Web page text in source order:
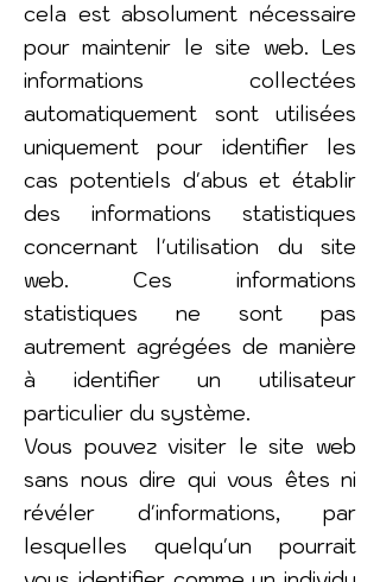
cela est absolument nécessaire
pour maintenir le site web. Les
informations collectées
automatiquement sont utilisées
uniquement pour identifier les
cas potentiels d'abus et établir
des informations statistiques
concernant l'utilisation du site
web. Ces informations
statistiques ne sont pas
autrement agrégées de manière
à identifier un utilisateur
particulier du système.
Vous pouvez visiter le site web
sans nous dire qui vous êtes ni
révéler d'informations, par
lesquelles quelqu'un pourrait